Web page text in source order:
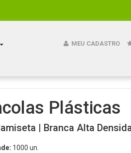
MEU CADASTRO
Plásticas
| Branca Alta
1000 un.